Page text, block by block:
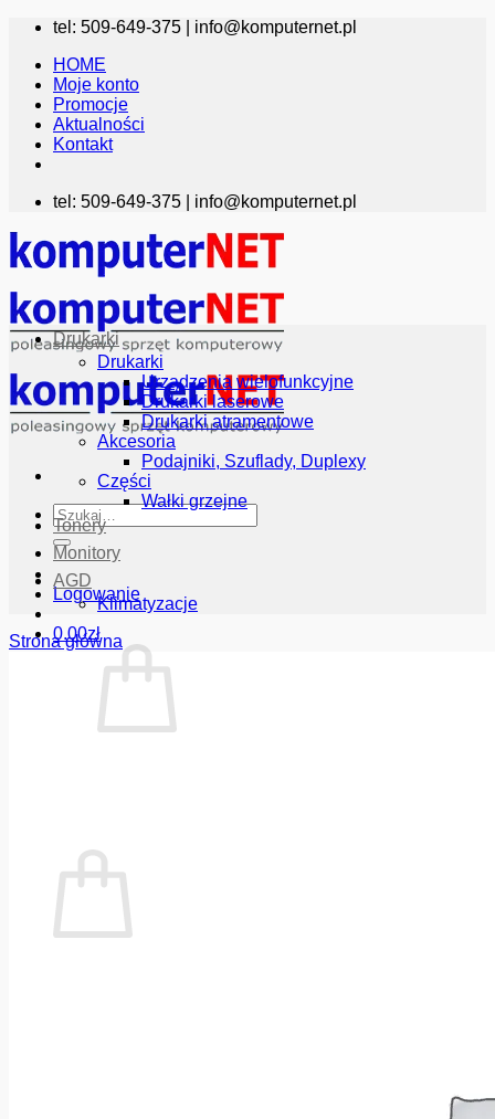
Przewiń
zawartości
tel: 509-649-375 | info@komputernet.pl
HOME
Moje konto
Promocje
Aktualności
Kontakt
tel: 509-649-375 | info@komputernet.pl
Szukaj:
Logowanie
0.00zł
Drukarki
Drukarki
Urządzenia wielofunkcyjne
Drukarki laserowe
Drukarki atramentowe
Akcesoria
Podajniki, Szuflady, Duplexy
Części
Wałki grzejne
Tonery
Monitory
AGD
Klimatyzacje
Strona główna